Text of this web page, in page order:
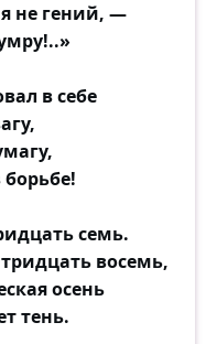
не гений, —
в себе
семь.
восемь,
осень
тень.